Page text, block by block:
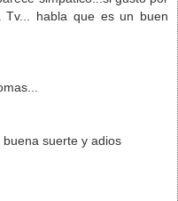
habla que es un buen
suerte y adios